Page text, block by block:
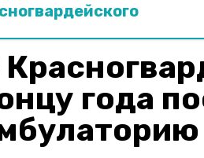
года